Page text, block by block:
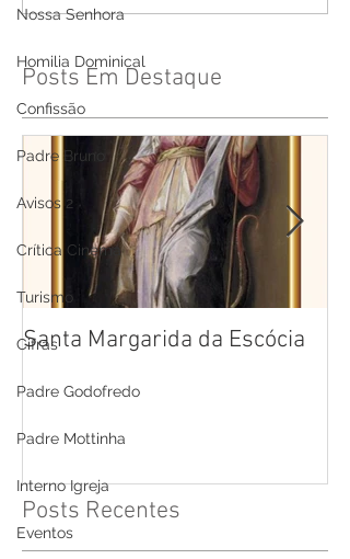
Nossa Senhora
Homilia Dominical
Confissão
Padre Bruno
Avisos 2
Crítica Cinema
Turismo
Cifras
Padre Godofredo
Padre Mottinha
Interno Igreja
Eventos
Posts Em Destaque
Santa Margarida da Escócia
Posts Recentes